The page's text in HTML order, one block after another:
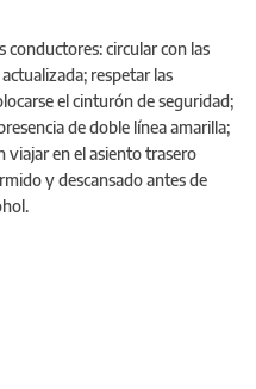
conductores: circular con las
actualizada; respetar las
el cinturón de seguridad;
de doble línea amarilla;
viajar en el asiento trasero
y descansado antes de